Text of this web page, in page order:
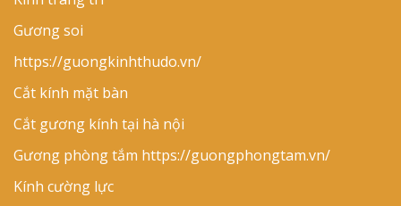
Gương soi
https://guongkinhthudo.vn/
Cắt kính mặt bàn
Cắt gương kính tại hà nội
Gương phòng tắm https://guongphongtam.vn/
Kính cường lực